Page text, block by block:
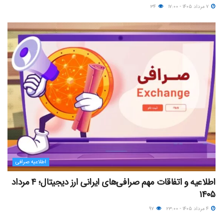
اطلاعیه صرافی
اطلاعیه و اتفاقات مهم صرافی‌های ایرانی ارز دیجیتال؛ ۴ مرداد
۱۴۰۵